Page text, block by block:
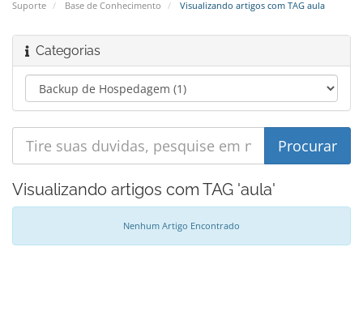
Suporte Base de Conhecimento Visualizando artigos com TAG aula
Categorias
Visualizando artigos com TAG 'aula'
Nenhum Artigo Encontrado